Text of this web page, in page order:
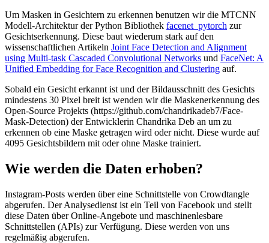
Um Masken in Gesichtern zu erkennen benutzen wir die MTCNN
Modell-Architektur der Python Bibliothek facenet_pytorch zur
Gesichtserkennung. Diese baut wiederum stark auf den
wissenschaftlichen Artikeln Joint Face Detection and Alignment
using Multi-task Cascaded Convolutional Networks und FaceNet: A
Unified Embedding for Face Recognition and Clustering auf.
Sobald ein Gesicht erkannt ist und der Bildausschnitt des Gesichts
mindestens 30 Pixel breit ist wenden wir die Maskenerkennung des
Open-Source Projekts (https://github.com/chandrikadeb7/Face-
Mask-Detection) der Entwicklerin Chandrika Deb an um zu
erkennen ob eine Maske getragen wird oder nicht. Diese wurde auf
4095 Gesichtsbildern mit oder ohne Maske trainiert.
Wie werden die Daten erhoben?
Instagram-Posts werden über eine Schnittstelle von Crowdtangle
abgerufen. Der Analysedienst ist ein Teil von Facebook und stellt
diese Daten über Online-Angebote und maschinenlesbare
Schnittstellen (APIs) zur Verfügung. Diese werden von uns
regelmäßig abgerufen.